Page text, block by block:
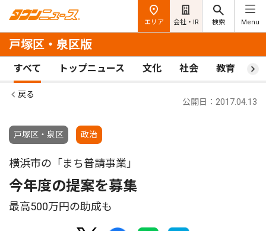
エリア 会社・IR 検索 Menu
戸塚区・泉区版
すべて トップニュース 文化 社会 教育 ス
戻る
戸塚区・泉区 政治
公開日：2017.04.13
横浜市の「まち普請事業」
今年度の提案を募集
最高500万円の助成も